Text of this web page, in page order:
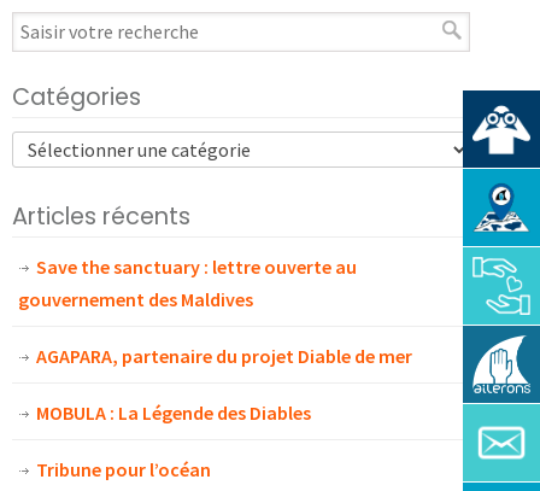
Catégories
Articles récents
Save the sanctuary : lettre ouverte au
gouvernement des Maldives
AGAPARA, partenaire du projet Diable de mer
MOBULA : La Légende des Diables
Tribune pour l’océan